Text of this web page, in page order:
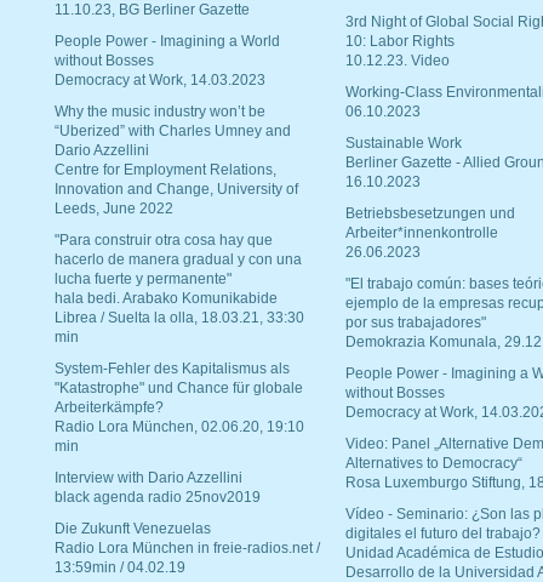
11.10.23, BG Berliner Gazette
People Power - Imagining a World
without Bosses
Democracy at Work, 14.03.2023
Why the music industry won’t be
“Uberized” with Charles Umney and
Dario Azzellini
Centre for Employment Relations,
Innovation and Change, University of
Leeds, June 2022
"Para construir otra cosa hay que
hacerlo de manera gradual y con una
lucha fuerte y permanente"
hala bedi. Arabako Komunikabide
Librea / Suelta la olla, 18.03.21, 33:30
min
System-Fehler des Kapitalismus als
"Katastrophe" und Chance für globale
Arbeiterkämpfe?
Radio Lora München, 02.06.20, 19:10
min
Interview with Dario Azzellini
black agenda radio 25nov2019
Die Zukunft Venezuelas
Radio Lora München in freie-radios.net /
13:59min / 04.02.19
3rd Night of Global Social
10: Labor Rights
10.12.23. Video
Working-Class
06.10.2023
Sustainable Work
Berliner Gazette - Allied
16.10.2023
Betriebsbesetzungen und
Arbeiter*innenkontrolle
26.06.2023
"El trabajo común: bases
ejemplo de la empresas
por sus trabajadores"
Demokrazia Komunala,
People Power - Imagining a
without Bosses
Democracy at Work,
Video: Panel „Alternative
Alternatives to Democracy“
Rosa Luxemburgo Stiftung,
Vídeo - Seminario: ¿Son las
digitales el futuro del trabajo?
Unidad Académica de
Desarrollo de la Universidad